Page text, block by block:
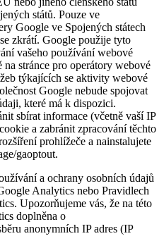
států. Pouze ve
Google ve Spojených státech
zkrátí. Google použije tyto
vašeho používání webové
stránce pro operátory webové
týkajících se aktivity webové
Google nebude spojovat
které má k dispozici.
sbírat informace (včetně vaší IP
a zabránit zpracování těchto
prohlížeče a nainstalujete
gaoptout.
a ochrany osobních údajů
Analytics nebo Pravidlech
Upozorňujeme vás, že na této
doplněna o
anonymních IP adres (IP